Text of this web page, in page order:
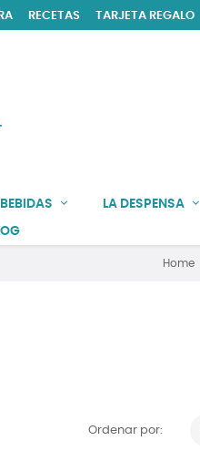
RECETAS TARJETA REGALO
BEBIDAS LA DESPENSA
Home
Ordenar por: